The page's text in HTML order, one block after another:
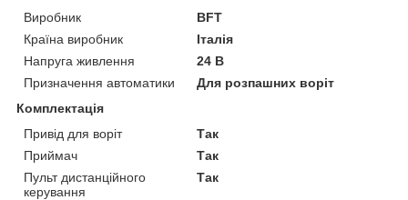
Виробник
BFT
Країна виробник
Італія
Напруга живлення
24 В
Призначення автоматики
Для розпашних воріт
Комплектація
Привід для воріт
Так
Приймач
Так
Пульт дистанційного
керування
Так